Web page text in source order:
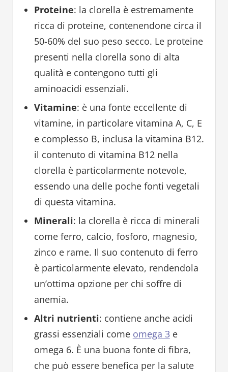
Proteine: la clorella è estremamente
ricca di proteine, contenendone circa il
50-60% del suo peso secco. Le proteine
presenti nella clorella sono di alta
qualità e contengono tutti gli
aminoacidi essenziali.
Vitamine: è una fonte eccellente di
vitamine, in particolare vitamina A, C, E
e complesso B, inclusa la vitamina B12.
il contenuto di vitamina B12 nella
clorella è particolarmente notevole,
essendo una delle poche fonti vegetali
di questa vitamina.
Minerali: la clorella è ricca di minerali
come ferro, calcio, fosforo, magnesio,
zinco e rame. Il suo contenuto di ferro
è particolarmente elevato, rendendola
un’ottima opzione per chi soffre di
anemia.
Altri nutrienti: contiene anche acidi
grassi essenziali come omega 3e
omega 6. È una buona fonte di fibra,
che può essere benefica per la salute